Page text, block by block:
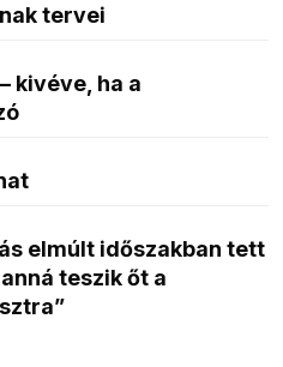
tervei
kivéve, ha a
elmúlt időszakban tett
teszik őt a